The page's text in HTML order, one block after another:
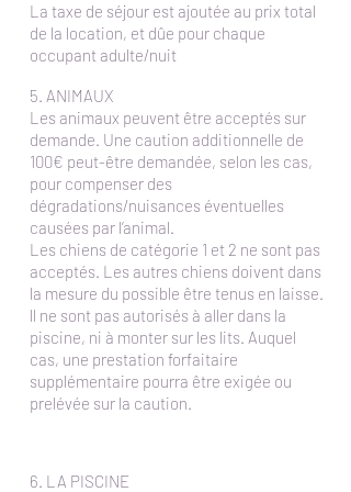
La taxe de séjour est ajoutée au prix total
de la location, et dûe pour chaque
occupant adulte/nuit
5. ANIMAUX
Les animaux peuvent être acceptés sur
demande. Une caution additionnelle de
100€ peut-être demandée, selon les cas,
pour compenser des
dégradations/nuisances éventuelles
causées par l’animal.
Les chiens de catégorie 1 et 2 ne sont pas
acceptés. Les autres chiens doivent dans
la mesure du possible être tenus en laisse.
ll ne sont pas autorisés à aller dans la
piscine, ni à monter sur les lits. Auquel
cas, une prestation forfaitaire
supplémentaire pourra être exigée ou
prelévée sur la caution.
6. LA PISCINE